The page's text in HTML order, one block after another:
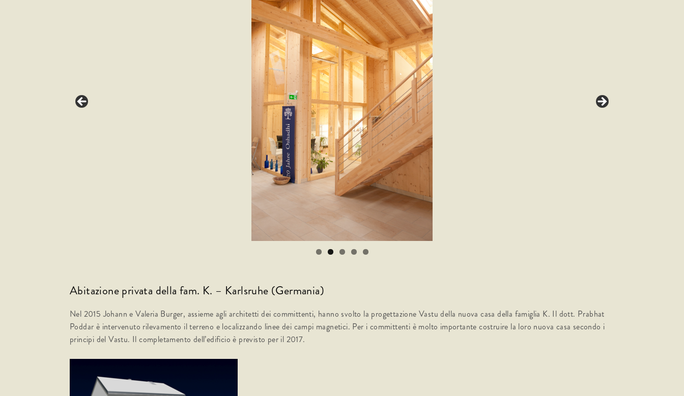
Abitazione privata della fam. K. – Karlsruhe (Germania)
Nel 2015 Johann e Valeria Burger, assieme agli architetti dei committenti, hanno svolto la progettazione Vastu della nuova casa della famiglia K. Il dott. Prabhat
Poddar è intervenuto rilevamento il terreno e localizzando linee dei campi magnetici. Per i committenti è molto importante costruire la loro nuova casa secondo i
principi del Vastu. Il completamento dell’edificio è previsto per il 2017.